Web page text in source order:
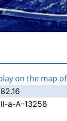
on the map
a-A-13258